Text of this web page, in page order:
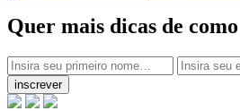
Quer mais dicas de
inscrever